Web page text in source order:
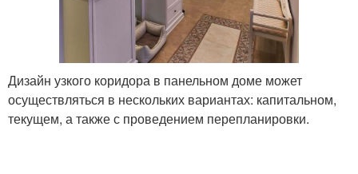
Дизайн узкого коридора в панельном доме может
осуществляться в нескольких вариантах: капитальном,
текущем, а также с проведением перепланировки.